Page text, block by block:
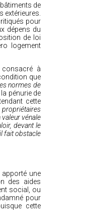
de
extérieures.
pour
dépens du
de loi
logement
à
que
normes de
pénurie de
cette
vénale
, devant le
fait obstacle
une
des aides
social, ou
pour
cette